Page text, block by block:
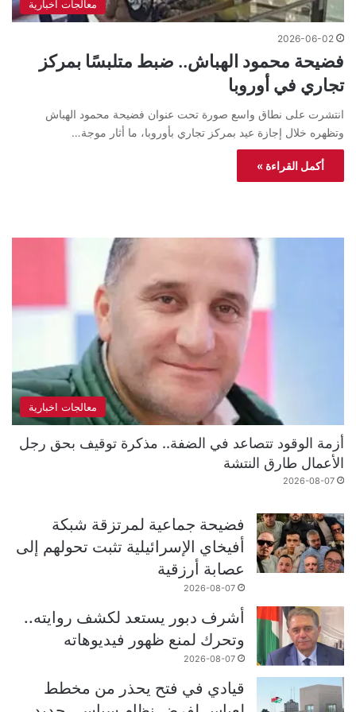
معالجات اخبارية
2026-06-02
فضيحة محمود الهباش.. ضبط متلبسًا بمركز
تجاري في أوروبا
انتشرت على نطاق واسع صورة تحت عنوان فضيحة محمود الهباش
وتظهره خلال إجازة عيد بمركز تجاري بأوروبا، ما أثار موجة…
أكمل القراءة »
معالجات اخبارية
أزمة الوقود تتصاعد في الضفة.. مذكرة توقيف بحق رجل
الأعمال طارق النتشة
2026-08-07
فضيحة جماعية لمرتزقة شبكة
أفيخاي الإسرائيلية تثبت تحولهم إلى
عصابة أرزقية
2026-08-07
أشرف دبور يستعد لكشف روايته..
وتحرك لمنع ظهور فيديوهاته
2026-08-07
قيادي في فتح يحذر من مخطط